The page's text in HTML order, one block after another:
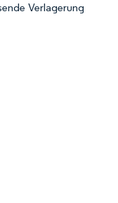
Verlagerung